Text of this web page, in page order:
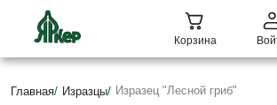
Корзина
Главная/ Изразцы/ Изразец "Лесной гриб"